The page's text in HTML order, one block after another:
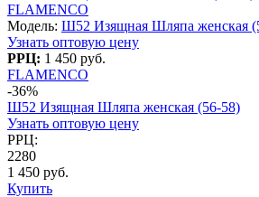
FLAMENCO
Модель: Ш52 Изящная Шляпа женская
Узнать оптовую цену
РРЦ: 1 450 руб.
FLAMENCO
-36%
Ш52 Изящная Шляпа женская (56-58)
Узнать оптовую цену
РРЦ:
2280
1 450 руб.
Купить